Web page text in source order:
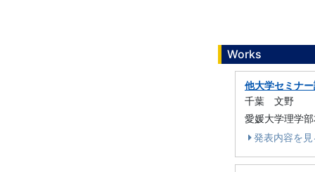
Works
他大学セミナ
千葉 文野
愛媛大学理学
発表内容を見